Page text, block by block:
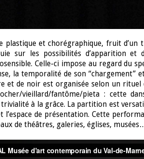
plastique et chorégraphique, fruit d’un
sur les possibilités d’apparition
Celle-ci impose au regard du
la temporalité de son “chargement”
et de noir est organisée selon un rituel
vieillard/fantôme/pieta : cette
à la grâce. La partition est
de présentation. Cette
de théâtres, galeries, églises,